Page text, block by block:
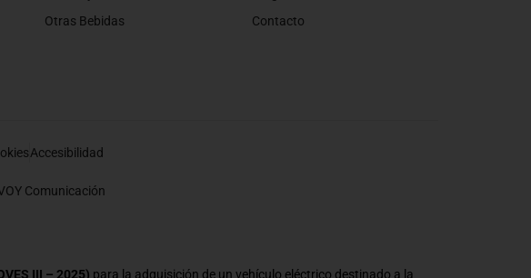
Otras Bebidas
Contacto
Accesibilidad
Comunicación
III – 2025) para la adquisición de un vehículo eléctrico destinado a la